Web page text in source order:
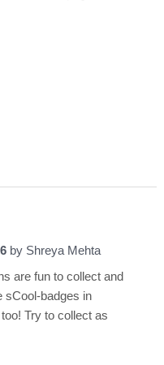
by Shreya Mehta
are fun to collect and
sCool-badges in
Try to collect as